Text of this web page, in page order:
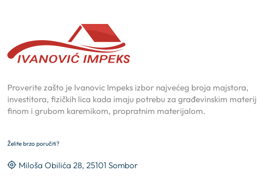
Proverite zašto je Ivanovic Impeks izbor najvećeg broja majstora,
investitora, fizičkih lica kada imaju potrebu za građevinskim
finom i grubom karemikom, propratnim materijalom.
Želite brzo poručiti?
Miloša Obilića 28, 25101 Sombor